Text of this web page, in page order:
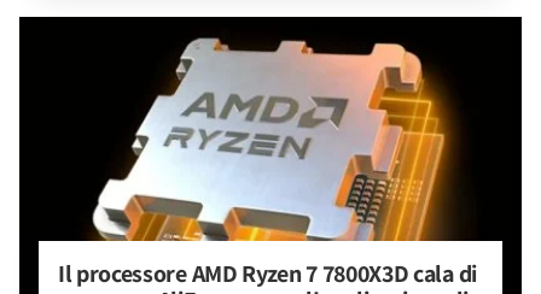
Il processore AMD Ryzen 7 7800X3D cala di